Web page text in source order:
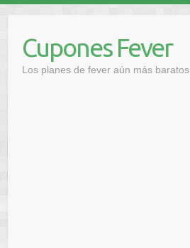
contenidoCupones Fever
Los planes de fever aún más baratos